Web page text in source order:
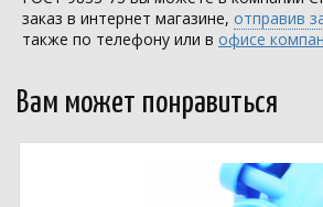
заказ в интернет магазине, отправив
также по телефону или в офисе
Вам может понравиться